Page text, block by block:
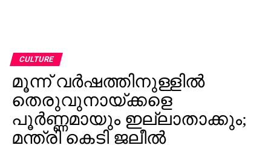
CULTURE
മൂന്ന് വര്‍ഷത്തിനുള്ളില്‍
തെരുവുനായ്ക്കളെ
പൂര്‍ണ്ണമായും ഇല്ലാതാക്കും;
മന്ത്രി കെടി ജലീല്‍